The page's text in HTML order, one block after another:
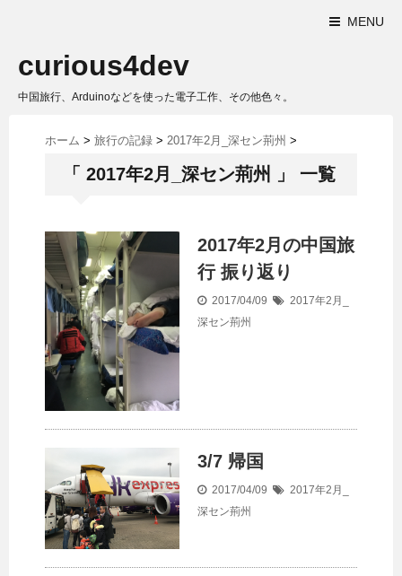
MENU
curious4dev
中国旅行、Arduinoなどを使った電子工作、その他色々。
ホーム > 旅行の記録 > 2017年2月_深セン荊州 >
「 2017年2月_深セン荊州 」 一覧
2017年2月の中国旅
行 振り返り
2017/04/09
2017年2月_
深セン荊州
3/7 帰国
2017/04/09
2017年2月_
深セン荊州